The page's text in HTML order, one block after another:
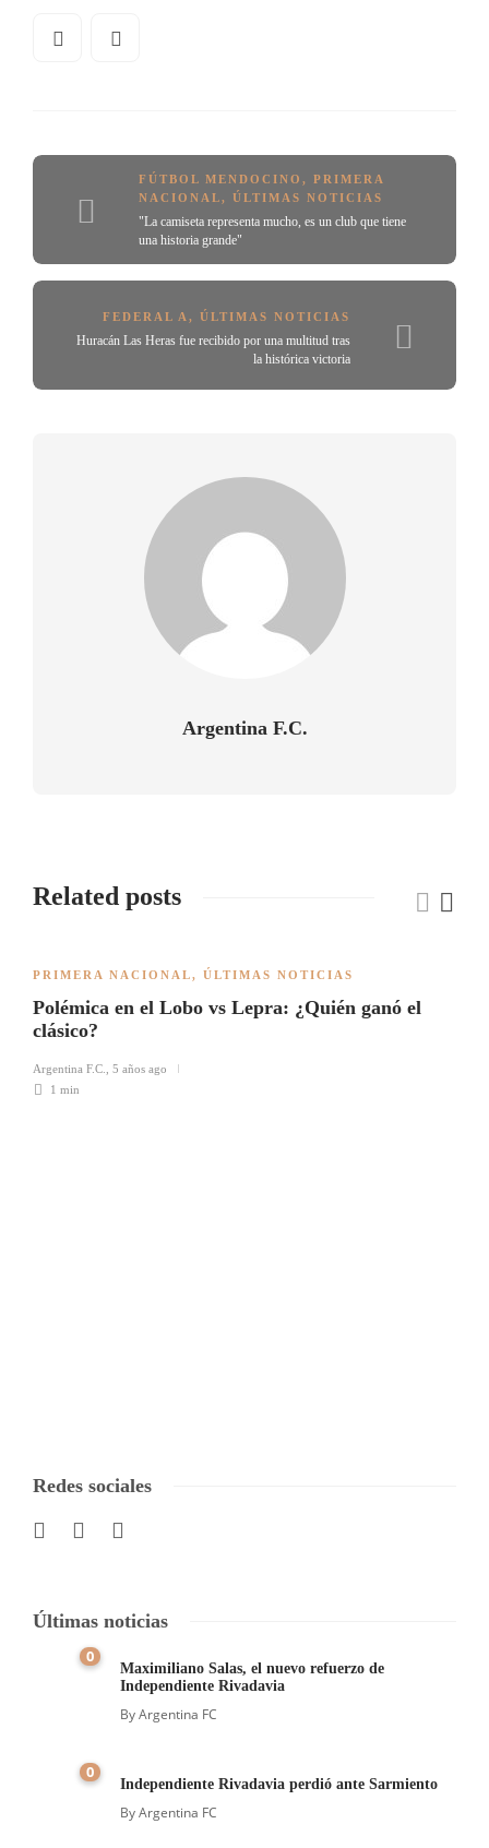
FÚTBOL MENDOCINO , PRIMERA
NACIONAL, ÚLTIMAS NOTICIAS
"La camiseta representa mucho, es un club que tiene
una historia grande"
FEDERAL A , ÚLTIMAS NOTICIAS
Huracán Las Heras fue recibido por una multitud tras
la histórica victoria
Argentina F.C.
Related posts
PRIMERA NACIONAL, ÚLTIMAS NOTICIAS
Polémica en el Lobo vs Lepra: ¿Quién ganó el
clásico?
Argentina F.C.
5 años ago
1 min
Redes sociales
Últimas noticias
0
Maximiliano Salas, el nuevo refuerzo de
Independiente Rivadavia
ByArgentina FC
0
Independiente Rivadavia perdió ante Sarmiento
ByArgentina FC